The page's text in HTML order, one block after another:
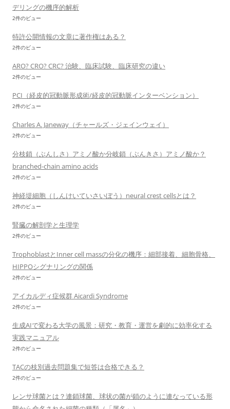
デリングの機序的解析
2件のビュー
特許公開情報の文章に著作権はある？
2件のビュー
ARO? CRO? CRC? 治験、臨床試験、臨床研究の違い
2件のビュー
PCI（経皮的冠動脈形成術/経皮的冠動脈インターベンション）
2件のビュー
Charles A. Janeway（チャールズ・ジェインウェイ）
2件のビュー
分枝鎖（ぶんしさ）アミノ酸か分岐鎖（ぶんきさ）アミノ酸か？
branched-chain amino acids
2件のビュー
神経堤細胞（しんけいていさいぼう）neural crest cellsとは？
2件のビュー
腎臓の解剖学と生理学
2件のビュー
TrophoblastとInner cell massの分化の機序：細部接着、細胞骨格、
HIPPOシグナリングの関係
2件のビュー
アイカルディ症候群 Aicardi Syndrome
2件のビュー
生成AIで変わる大学の風景：研究・教育・運営を劇的に効率化する
実践マニュアル
2件のビュー
TACの枝別過去問題集で短答は合格できる？
2件のビュー
レンサ球菌とは？連鎖球菌、球状の菌が鎖のように連なっている形